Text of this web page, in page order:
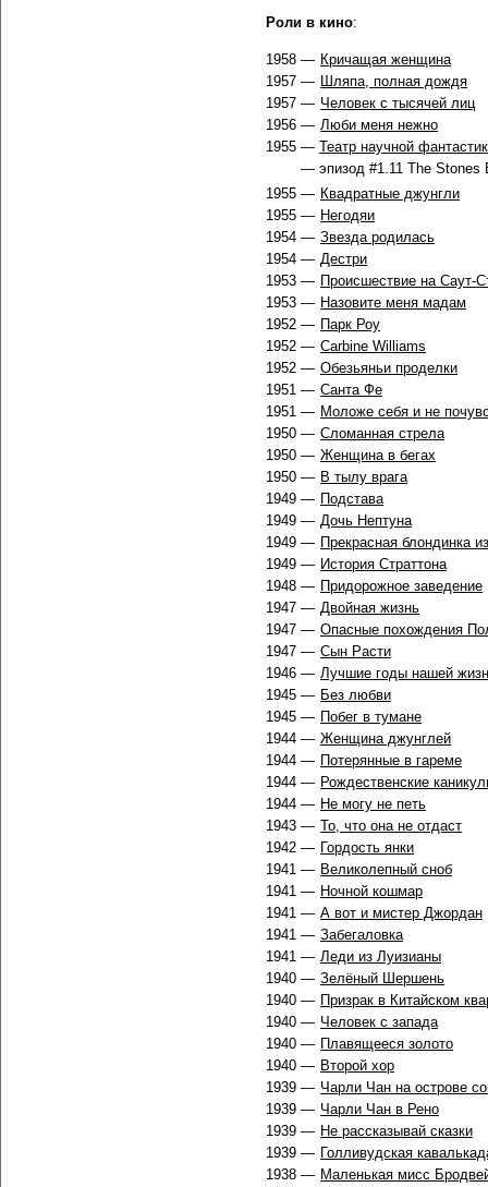
Роли в кино:
1958 — Кричащая женщина
1957 — Шляпа, полная дождя
1957 — Человек с тысячей лиц
1956 — Люби меня нежно
1955 — Театр научной
— эпизод #1.11 The Stones
1955 — Квадратные джунгли
1955 — Негодяи
1954 — Звезда родилась
1954 — Дестри
1953 — Происшествие на Саут-
1953 — Назовите меня мадам
1952 — Парк Роу
1952 — Carbine Williams
1952 — Обезьяньи проделки
1951 — Санта Фе
1951 — Моложе себя и не
1950 — Сломанная стрела
1950 — Женщина в бегах
1950 — В тылу врага
1949 — Подстава
1949 — Дочь Нептуна
1949 — Прекрасная блондинка
1949 — История Страттона
1948 — Придорожное заведение
1947 — Двойная жизнь
1947 — Опасные похождения
1947 — Сын Расти
1946 — Лучшие годы нашей
1945 — Без любви
1945 — Побег в тумане
1944 — Женщина джунглей
1944 — Потерянные в гареме
1944 — Рождественские
1944 — Не могу не петь
1943 — То, что она не отдаст
1942 — Гордость янки
1941 — Великолепный сноб
1941 — Ночной кошмар
1941 — А вот и мистер Джордан
1941 — Забегаловка
1941 — Леди из Луизианы
1940 — Зелёный Шершень
1940 — Призрак в Китайском
1940 — Человек с запада
1940 — Плавящееся золото
1940 — Второй хор
1939 — Чарли Чан на острове
1939 — Чарли Чан в Рено
1939 — Не рассказывай сказки
1939 — Голливудская
1938 — Маленькая мисс